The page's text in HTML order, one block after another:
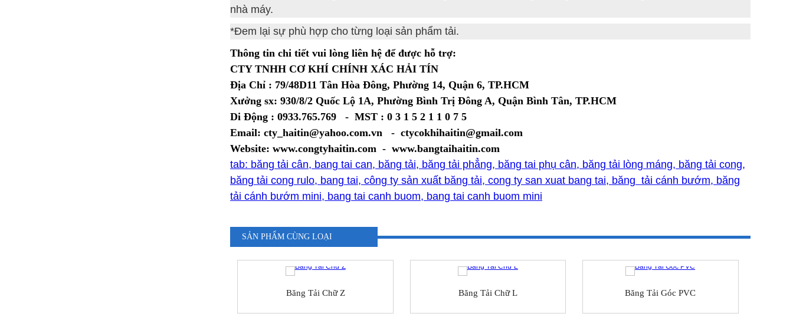
nhà máy.
*Đem lại sự phù hợp cho từng loại sản phẩm tải.
Thông tin chi tiết vui lòng liên hệ để được hỗ trợ:
CTY TNHH CƠ KHÍ CHÍNH XÁC HẢI TÍN
Địa Chỉ : 79/48D11 Tân Hòa Đông, Phường 14, Quận 6, TP.HCM
Xưởng sx: 930/8/2 Quốc Lộ 1A, Phường Bình Trị Đông A, Quận Bình Tân, TP.HCM
Di Động : 0933.765.769 - MST : 0 3 1 5 2 1 1 0 7 5
Email: cty_haitin@yahoo.com.vn - ctycokhihaitin@gmail.com
Website: www.congtyhaitin.com - www.bangtaihaitin.com
tab: băng tải cân, bang tai can, băng tải, băng tải phẳng, băng tai phụ cân, băng tải lòng máng, băng tải cong,
băng tải cong rulo, bang tai, công ty sản xuất băng tải, cong ty san xuat bang tai, băng tải cánh bướm, băng
tải cánh bướm mini, bang tai canh buom, bang tai canh buom mini
SẢN PHẨM CÙNG LOẠI
Băng Tải Chữ Z Băng Tải Chữ L Băng Tải Góc PVC